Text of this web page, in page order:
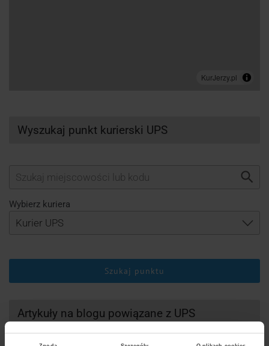
Wyszukaj punkt kurierski UPS
Wybierz kuriera
Szukaj punktu
Artykuły na blogu powiązane z UPS